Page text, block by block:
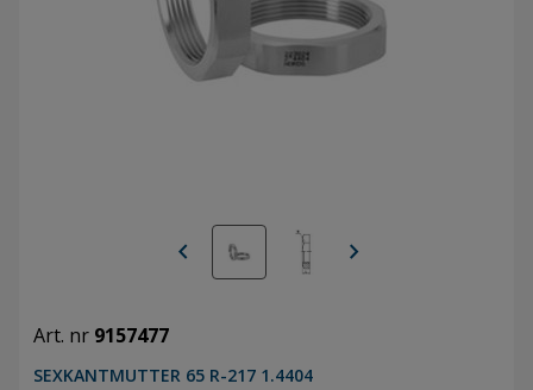
chevron_left chevron_right
Art. nr 9157477
SEXKANTMUTTER 65 R-217 1.4404